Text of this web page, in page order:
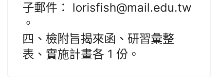
子郵件： lorisfish@mail.edu.tw
。
四、檢附旨揭來函、研習彙整
表、實施計畫各 1 份。